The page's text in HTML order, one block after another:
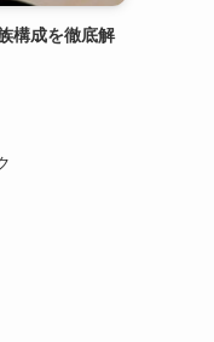
構成を徹底解